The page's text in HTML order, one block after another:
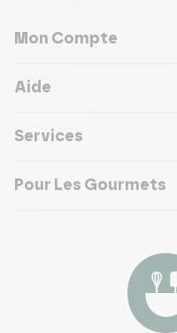
Mon Compte
Aide
Services
Pour Les Gourmets